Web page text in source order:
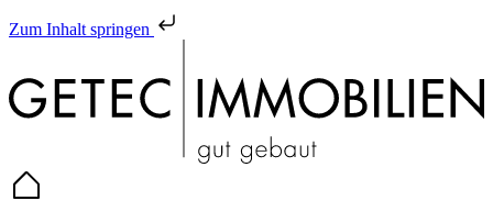
Zum Inhalt springen